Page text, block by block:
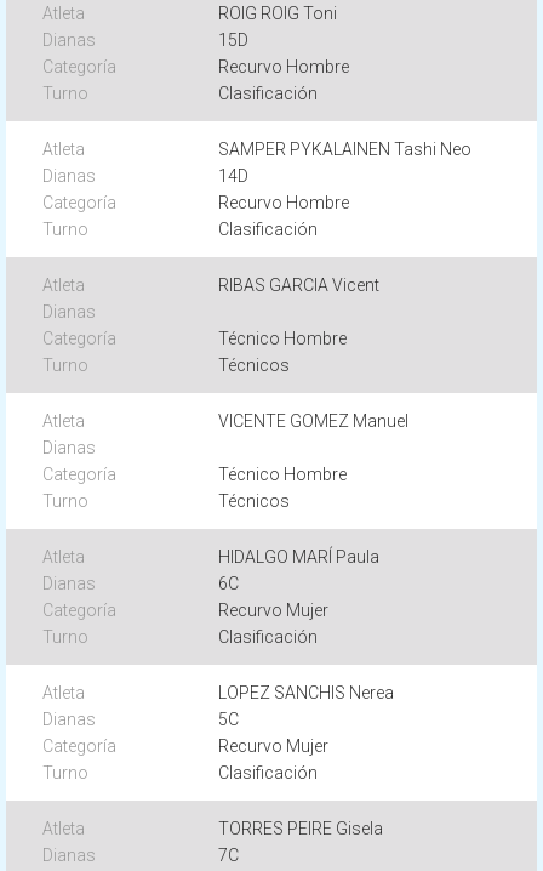
ROIG ROIG Toni
15D
Recurvo Hombre
Clasificación
SAMPER PYKALAINEN Tashi Neo
14D
Recurvo Hombre
Clasificación
RIBAS GARCIA Vicent
Técnico Hombre
Técnicos
VICENTE GOMEZ Manuel
Técnico Hombre
Técnicos
HIDALGO MARÍ Paula
6C
Recurvo Mujer
Clasificación
LOPEZ SANCHIS Nerea
5C
Recurvo Mujer
Clasificación
TORRES PEIRE Gisela
7C